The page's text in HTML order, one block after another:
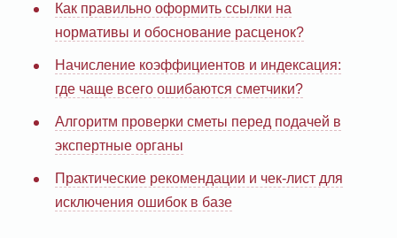
Как правильно оформить ссылки на
нормативы и обоснование расценок?
Начисление коэффициентов и индексация:
где чаще всего ошибаются сметчики?
Алгоритм проверки сметы перед подачей в
экспертные органы
Практические рекомендации и чек-лист для
исключения ошибок в базе